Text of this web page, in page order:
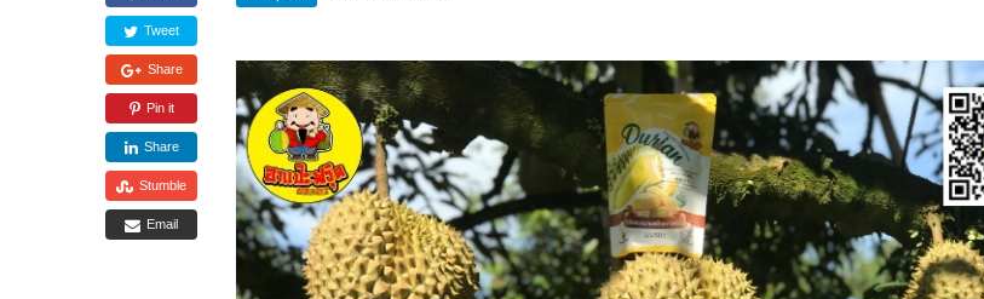
Tweet
Share
Pin it
Share
Stumble
Email